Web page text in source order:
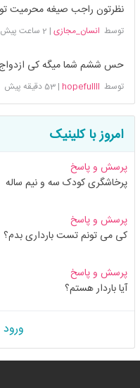
نظرتون راجب صیغه محرمیت
توسط انسان_مجازی | 2 ساعت پیش
حس ششم شما میگه کی
توسط hopefullll
|53 دقیقه پیش
امروز با کلینیک
پرسش و پاسخ
پرخاشگری کودک سه و نیم ساله
پرسش و پاسخ
کی می تونم تست بارداری بدم؟
پرسش و پاسخ
آیا باردار هستم؟